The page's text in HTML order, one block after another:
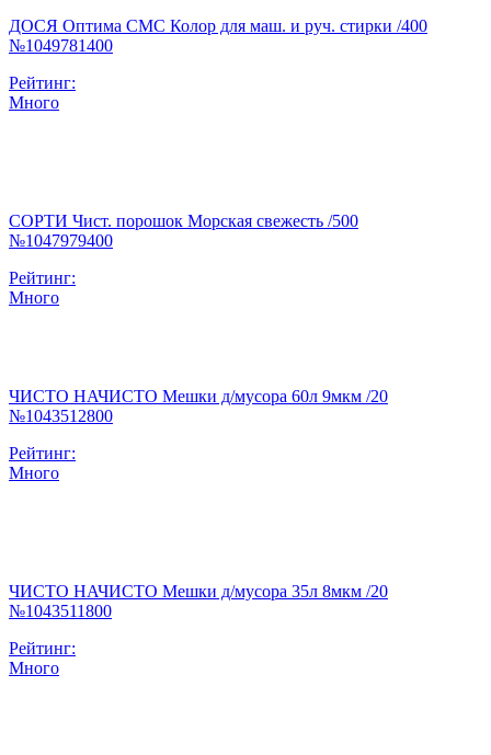
ДОСЯ Оптима СМС Колор для маш. и руч. стирки /400
№1049781400
Рейтинг:
Много
СОРТИ Чист. порошок Морская свежесть /500
№1047979400
Рейтинг:
Много
ЧИСТО НАЧИСТО Мешки д/мусора 60л 9мкм /20
№1043512800
Рейтинг:
Много
ЧИСТО НАЧИСТО Мешки д/мусора 35л 8мкм /20
№1043511800
Рейтинг:
Много